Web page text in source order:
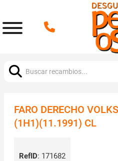
FARO DERECHO
(1H1)(11.1991) CL
RefID: 171682